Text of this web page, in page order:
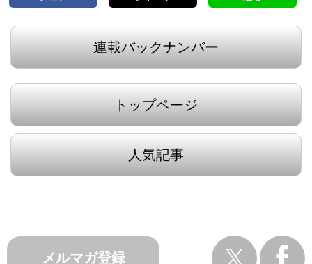
連載バックナンバー
トップページ
人気記事
メルマガ登録